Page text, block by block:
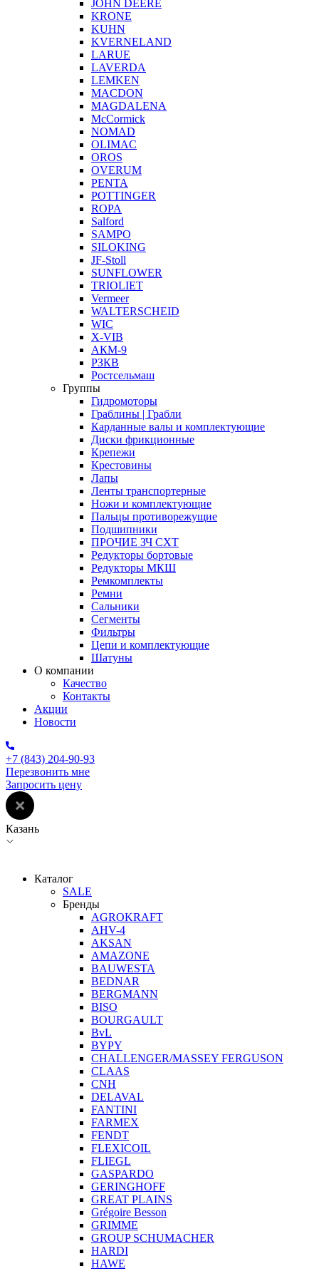
JOHN DEERE
KRONE
KUHN
KVERNELAND
LARUE
LAVERDA
LEMKEN
MACDON
MAGDALENA
McCormick
NOMAD
OLIMAC
OROS
OVERUM
PENTA
POTTINGER
ROPA
Salford
SAMPO
SILOKING
JF-Stoll
SUNFLOWER
TRIOLIET
Vermeer
WALTERSCHEID
WIC
X-VIB
АКМ-9
РЗКВ
Ростсельмаш
Группы
Гидромоторы
Граблины | Грабли
Карданные валы и комплектующие
Диски фрикционные
Крепежи
Крестовины
Лапы
Ленты транспортерные
Ножи и комплектующие
Пальцы противорежущие
Подшипники
ПРОЧИЕ ЗЧ СХТ
Редукторы бортовые
Редукторы МКШ
Ремкомплекты
Ремни
Сальники
Сегменты
Фильтры
Цепи и комплектующие
Шатуны
О компании
Качество
Контакты
Акции
Новости
+7 (843) 204-90-93
Перезвонить мне
Запросить цену
Казань
Каталог
SALE
Бренды
AGROKRAFT
AHV-4
AKSAN
AMAZONE
BAUWESTA
BEDNAR
BERGMANN
BISO
BOURGAULT
BvL
BYPY
CHALLENGER/MASSEY FERGUSON
CLAAS
CNH
DELAVAL
FANTINI
FARMEX
FENDT
FLEXICOIL
FLIEGL
GASPARDO
GERINGHOFF
GREAT PLAINS
Grégoire Besson
GRIMME
GROUP SCHUMACHER
HARDI
HAWE